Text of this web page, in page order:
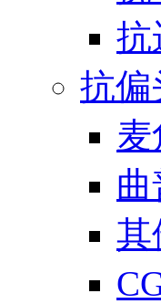
抗
抗偏
曲
其